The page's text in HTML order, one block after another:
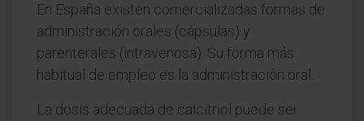
En España existen comercializadas formas de
administración orales (cápsulas) y
parenterales (intravenosa). Su forma más
habitual de empleo es la administración oral.
La dosis adecuada de calcitriol puede ser